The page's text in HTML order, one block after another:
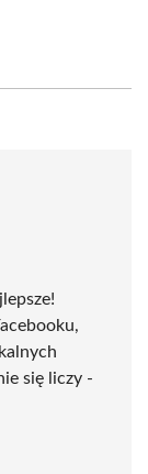
się liczy -